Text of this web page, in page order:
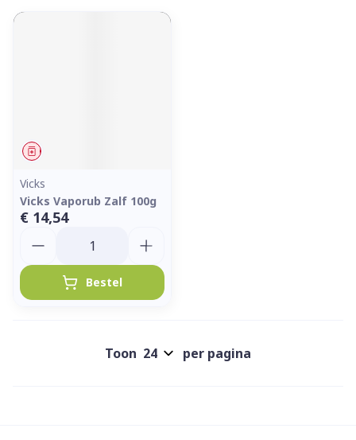
Geneesmiddel
Vicks
Vicks Vaporub Zalf 100g
€ 14,54
Bestel
Toon per pagina